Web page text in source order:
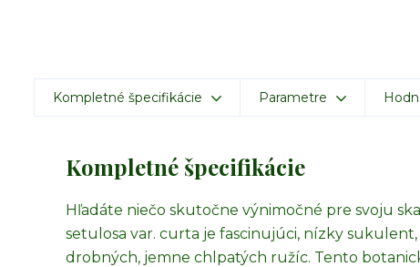
Kompletné špecifikácie Parametre
Kompletné špecifikácie
Hľadáte niečo skutočne výnimočné pre svoju
setulosa var. curta je fascinujúci, nízky
drobných, jemne chlpatých ružíc. Tento